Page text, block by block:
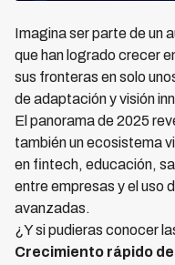
Imagina ser parte de un
que han logrado crecer
sus fronteras en solo
de adaptación y visión
El panorama de 2025
también un ecosistema
en fintech, educación,
entre empresas y el uso
avanzadas.
¿Y si pudieras conocer
Crecimiento rápido